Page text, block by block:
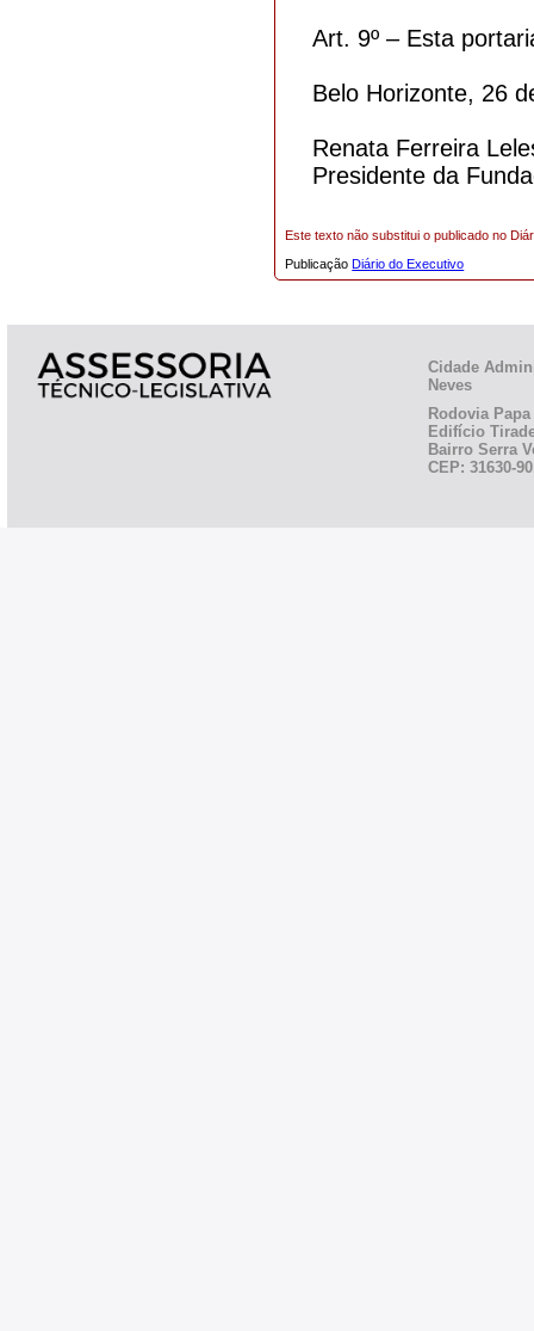
Art. 9º – Esta
Belo Horizonte, 26
Renata Ferreira
Presidente da
Este texto não substitui o publicado no
PublicaçãoDiário do Executivo
Cidade
Neves
Rodovia
Edifício
Bairro Serra
CEP: 31630-